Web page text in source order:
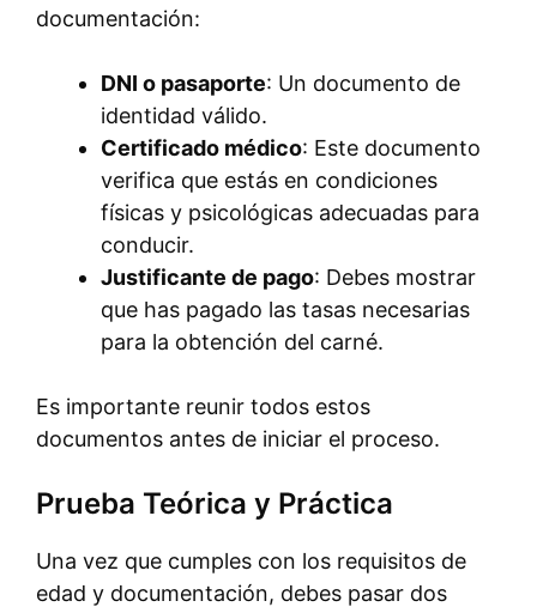
documentación:
DNI o pasaporte: Un documento de
identidad válido.
Certificado médico: Este documento
verifica que estás en condiciones
físicas y psicológicas adecuadas para
conducir.
Justificante de pago: Debes mostrar
que has pagado las tasas necesarias
para la obtención del carné.
Es importante reunir todos estos
documentos antes de iniciar el proceso.
Prueba Teórica y Práctica
Una vez que cumples con los requisitos de
edad y documentación, debes pasar dos